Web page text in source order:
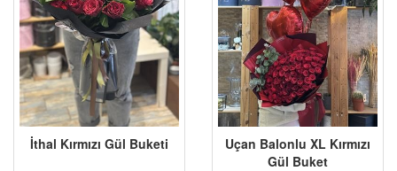
İthal Kırmızı Gül Buketi
Uçan Balonlu XL Kırmızı
Gül Buket